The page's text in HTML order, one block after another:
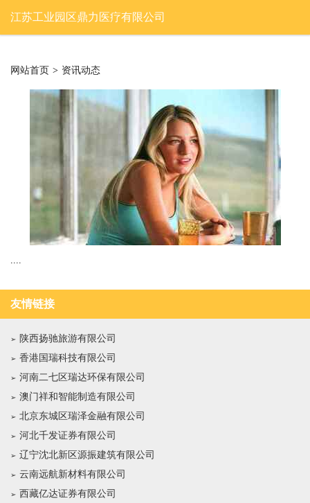
江苏工业园区鼎力医疗有限公司
网站首页 > 资讯动态
....
友情链接
陕西扬驰旅游有限公司
香港国瑞科技有限公司
河南二七区瑞达环保有限公司
澳门祥和智能制造有限公司
北京东城区瑞泽金融有限公司
河北千发证券有限公司
辽宁沈北新区源振建筑有限公司
云南远航新材料有限公司
西藏亿达证券有限公司